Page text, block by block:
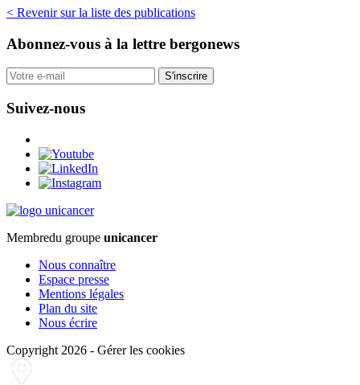
< Revenir sur la liste des publications
Abonnez-vous à la lettre bergonews
S'inscrire
Suivez-nous
Membredu groupe unicancer
Nous connaître
Espace presse
Mentions légales
Plan du site
Nous écrire
Copyright 2026 - Gérer les cookies